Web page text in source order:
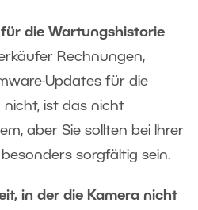
für die Wartungshistorie
Rechnungen,
Updates für die
nicht, ist das nicht
aber Sie sollten bei Ihrer
sorgfältig sein.
in der die Kamera nicht